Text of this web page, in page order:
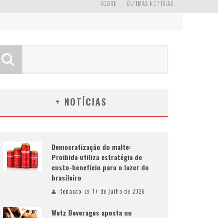
ÚLTIMAS NOTÍCIAS
SOBRE
+ NOTÍCIAS
Democratização do malte:
Proibida utiliza estratégia de
custo-benefício para o lazer do
brasileiro
Redacao 17 de julho de 2026
Wetz Beverages aposta no